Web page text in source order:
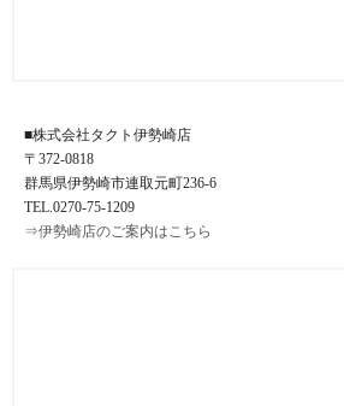
■株式会社タクト伊勢崎店
〒372-0818
群馬県伊勢崎市連取元町236-6
TEL.0270-75-1209
⇒伊勢崎店のご案内はこちら